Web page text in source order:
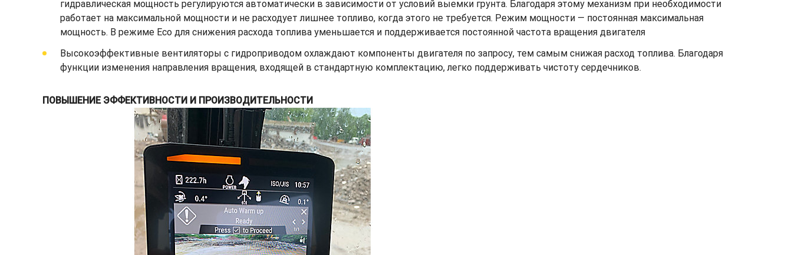
гидравлическая мощность регулируются автоматически в зависимости от условий выемки грунта. Благодаря этому механизм при необходимости
работает на максимальной мощности и не расходует лишнее топливо, когда этого не требуется. Режим мощности — постоянная максимальная
мощность. В режиме Eco для снижения расхода топлива уменьшается и поддерживается постоянной частота вращения двигателя
Высокоэффективные вентиляторы с гидроприводом охлаждают компоненты двигателя по запросу, тем самым снижая расход топлива. Благодаря
функции изменения направления вращения, входящей в стандартную комплектацию, легко поддерживать чистоту сердечников.
ПОВЫШЕНИЕ ЭФФЕКТИВНОСТИ И ПРОИЗВОДИТЕЛЬНОСТИ